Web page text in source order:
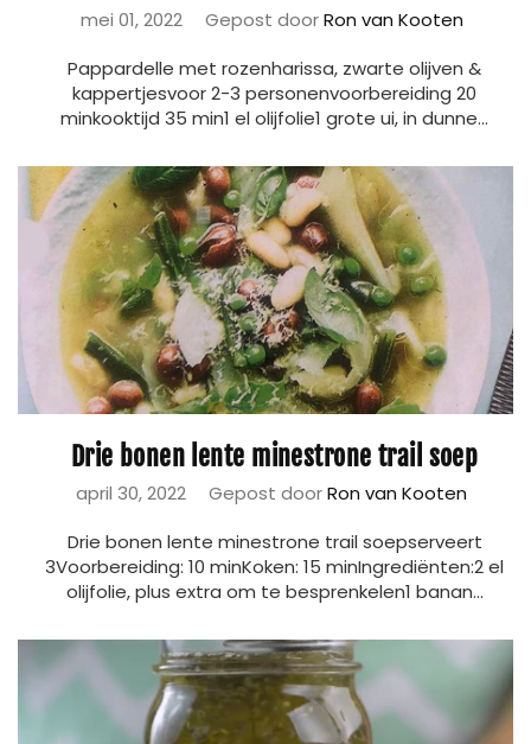
mei 01, 2022 Gepost doorRon van Kooten
Pappardelle met rozenharissa, zwarte olijven &
kappertjesvoor 2-3 personenvoorbereiding 20
minkooktijd 35 min1 el olijfolie1 grote ui, in dunne...
Drie bonen lente minestrone trail soep
april 30, 2022 Gepost doorRon van Kooten
Drie bonen lente minestrone trail soepserveert
3Voorbereiding: 10 minKoken: 15 minIngrediënten:2 el
olijfolie, plus extra om te besprenkelen1 banan...